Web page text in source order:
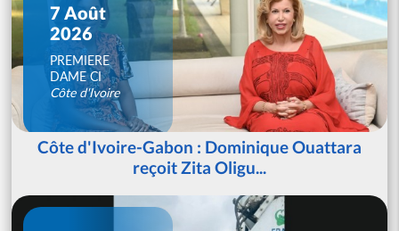
7 Août
2026
PREMIERE
DAME CI
Côte d'Ivoire
Côte d'Ivoire-Gabon : Dominique Ouattara
reçoit Zita Oligu...